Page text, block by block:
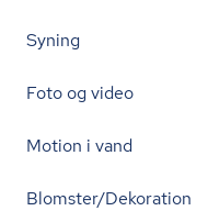
Syning
Foto og video
Motion i vand
Blomster/Dekoration